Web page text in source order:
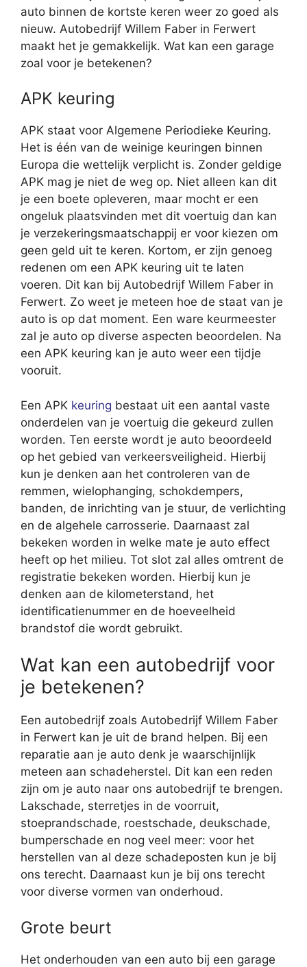
auto binnen de kortste keren weer zo goed als
nieuw. Autobedrijf Willem Faber in Ferwert
maakt het je gemakkelijk. Wat kan een garage
zoal voor je betekenen?
APK keuring
APK staat voor Algemene Periodieke Keuring.
Het is één van de weinige keuringen binnen
Europa die wettelijk verplicht is. Zonder geldige
APK mag je niet de weg op. Niet alleen kan dit
je een boete opleveren, maar mocht er een
ongeluk plaatsvinden met dit voertuig dan kan
je verzekeringsmaatschappij er voor kiezen om
geen geld uit te keren. Kortom, er zijn genoeg
redenen om een APK keuring uit te laten
voeren. Dit kan bij Autobedrijf Willem Faber in
Ferwert. Zo weet je meteen hoe de staat van je
auto is op dat moment. Een ware keurmeester
zal je auto op diverse aspecten beoordelen. Na
een APK keuring kan je auto weer een tijdje
vooruit.
Een APK keuring bestaat uit een aantal vaste
onderdelen van je voertuig die gekeurd zullen
worden. Ten eerste wordt je auto beoordeeld
op het gebied van verkeersveiligheid. Hierbij
kun je denken aan het controleren van de
remmen, wielophanging, schokdempers,
banden, de inrichting van je stuur, de verlichting
en de algehele carrosserie. Daarnaast zal
bekeken worden in welke mate je auto effect
heeft op het milieu. Tot slot zal alles omtrent de
registratie bekeken worden. Hierbij kun je
denken aan de kilometerstand, het
identificatienummer en de hoeveelheid
brandstof die wordt gebruikt.
Wat kan een autobedrijf voor
je betekenen?
Een autobedrijf zoals Autobedrijf Willem Faber
in Ferwert kan je uit de brand helpen. Bij een
reparatie aan je auto denk je waarschijnlijk
meteen aan schadeherstel. Dit kan een reden
zijn om je auto naar ons autobedrijf te brengen.
Lakschade, sterretjes in de voorruit,
stoeprandschade, roestschade, deukschade,
bumperschade en nog veel meer: voor het
herstellen van al deze schadeposten kun je bij
ons terecht. Daarnaast kun je bij ons terecht
voor diverse vormen van onderhoud.
Grote beurt
Het onderhouden van een auto bij een garage